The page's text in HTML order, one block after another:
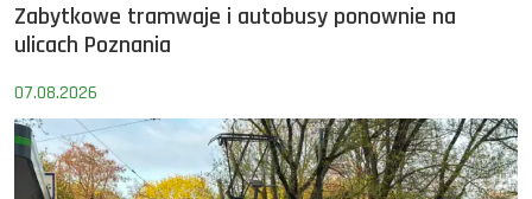
Zabytkowe tramwaje i autobusy ponownie na
ulicach Poznania
07.08.2026